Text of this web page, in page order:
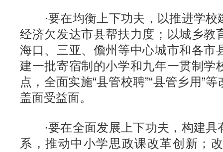
·要在均衡上下功夫，以推进学校
经济欠发达市县帮扶力度；以城乡教
海口、三亚、儋州等中心城市和各市
建一批寄宿制的小学和九年一贯制学
点，全面实施“县管校聘”“县管乡用”
盖面受益面。
·要在全面发展上下功夫，构建具
系，推动中小学思政课改革创新；